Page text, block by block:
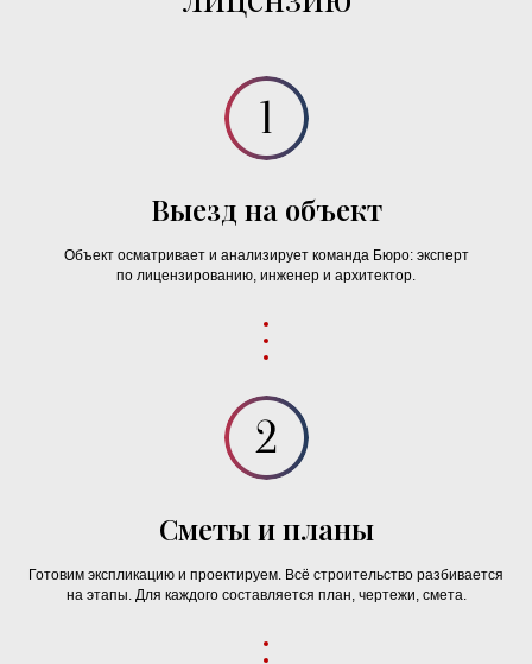
Выезд на объект
Объект осматривает и анализирует команда Бюро: эксперт
по лицензированию, инженер и архитектор.
Сметы и планы
Готовим экспликацию и проектируем. Всё строительство разбивается
на этапы. Для каждого составляется план, чертежи, смета.